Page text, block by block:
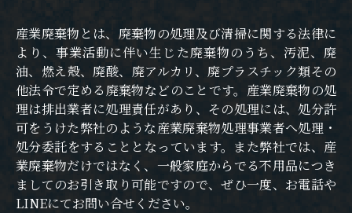
産業廃棄物とは、廃棄物の処理及び清掃に関する法律に
より、事業活動に伴い生じた廃棄物のうち、汚泥、廃
油、燃え殻、廃酸、廃アルカリ、廃プラスチック類その
他法令で定める廃棄物などのことです。産業廃棄物の処
理は排出業者に処理責任があり、その処理には、処分許
可をうけた弊社のような産業廃棄物処理事業者へ処理・
処分委託をすることとなっています。また弊社では、産
業廃棄物だけではなく、一般家庭からでる不用品につき
ましてのお引き取り可能ですので、ぜひ一度、お電話や
LINEにてお問い合せください。